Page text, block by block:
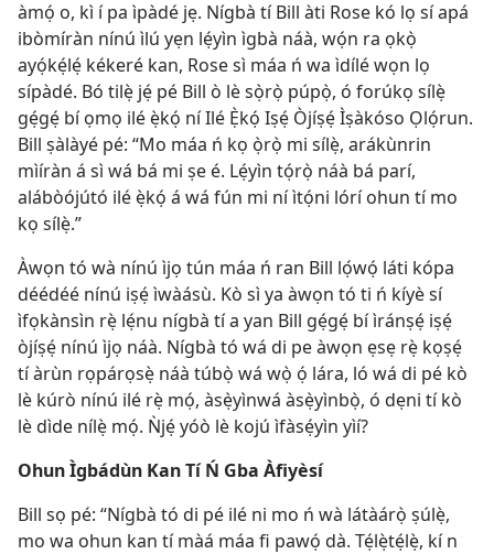
àmọ́ o, kì í pa ìpàdé jẹ. Nígbà tí Bill àti Rose kó lọ sí apá
ibòmíràn nínú ìlú yẹn lẹ́yìn ìgbà náà, wọ́n ra ọkọ̀
ayọ́kẹ́lẹ́ kékeré kan, Rose sì máa ń wa ìdílé wọn lọ
sípàdé. Bó tilẹ̀ jẹ́ pé Bill ò lè sọ̀rọ̀ púpọ̀, ó forúkọ sílẹ̀
gẹ́gẹ́ bí ọmọ ilé ẹ̀kọ́ ní Ilé Ẹ̀kọ́ Iṣẹ́ Òjíṣẹ́ Ìṣàkóso Ọlọ́run.
Bill ṣàlàyé pé: “Mo máa ń kọ ọ̀rọ̀ mi sílẹ̀, arákùnrin
mìíràn á sì wá bá mi ṣe é. Lẹ́yìn tọ́rọ̀ náà bá parí,
alábòójútó ilé ẹ̀kọ́ á wá fún mi ní ìtọ́ni lórí ohun tí mo
kọ sílẹ̀.”
Àwọn tó wà nínú ìjọ tún máa ń ran Bill lọ́wọ́ láti kópa
déédéé nínú iṣẹ́ ìwàásù. Kò sì ya àwọn tó ti ń kíyè sí
ìfọkànsìn rẹ̀ lẹ́nu nígbà tí a yan Bill gẹ́gẹ́ bí ìránṣẹ́ iṣẹ́
òjíṣẹ́ nínú ìjọ náà. Nígbà tó wá di pe àwọn ẹsẹ rẹ̀ kọṣẹ́
tí àrùn rọpárọsẹ̀ náà túbọ̀ wá wọ̀ ọ́ lára, ló wá di pé kò
lè kúrò nínú ilé rẹ̀ mọ́, àsẹ̀yìnwá àsẹ̀yìnbọ̀, ó dẹni tí kò
lè dìde nílẹ̀ mọ́. Ǹjẹ́ yóò lè kojú ìfàsẹ́yìn yìí?
Ohun Ìgbádùn Kan Tí Ń Gba Àfiyèsí
Bill sọ pé: “Nígbà tó di pé ilé ni mo ń wà látàárọ̀ ṣúlẹ̀,
mo wa ohun kan tí màá máa fi pawọ́ dà. Tẹ́lẹ̀tẹ́lẹ̀, kí n